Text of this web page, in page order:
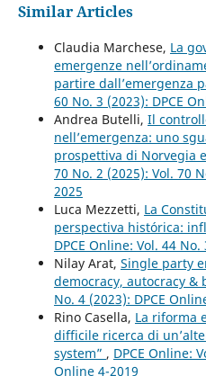
Similar Articles
Claudia Marchese, La
emergenze
partire dall’emergenza
60 No. 3 (2023): DPCE
Andrea Butelli, Il
nell’emergenza: uno
prospettiva di Norvegia
70 No. 2 (2025): Vol. 70
2025
Luca Mezzetti, La
perspectiva histórica:
DPCE Online: Vol. 44
Nilay Arat, Single party
democracy, autocracy &
No. 4 (2023): DPCE
Rino Casella, La riforma
difficile ricerca di
system” , DPCE Online:
Online 4-2019